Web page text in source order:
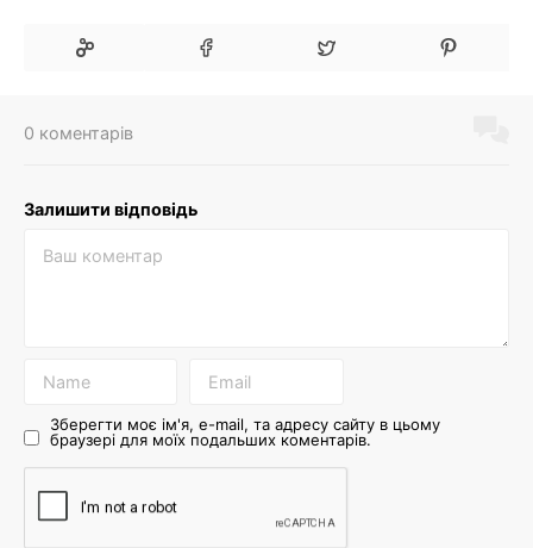
0 коментарів
Залишити відповідь
Зберегти моє ім'я, e-mail, та адресу сайту в цьому
браузері для моїх подальших коментарів.